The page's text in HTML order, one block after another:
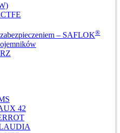
– SAFLOK®
42